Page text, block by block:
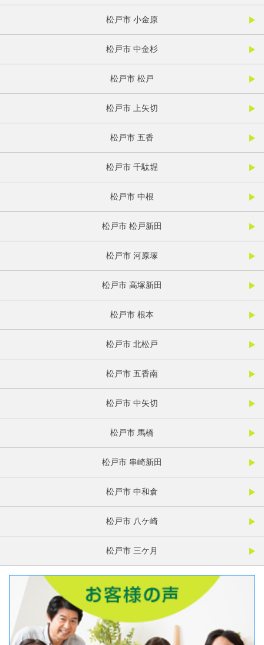
松戸市 小金原
松戸市 中金杉
松戸市 松戸
松戸市 上矢切
松戸市 五香
松戸市 千駄堀
松戸市 中根
松戸市 松戸新田
松戸市 河原塚
松戸市 高塚新田
松戸市 根本
松戸市 北松戸
松戸市 五香南
松戸市 中矢切
松戸市 馬橋
松戸市 串崎新田
松戸市 中和倉
松戸市 八ケ崎
松戸市 三ケ月